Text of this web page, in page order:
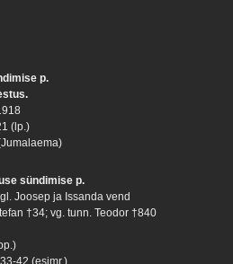
p.
(lp.)
sündimise p.
Joosep ja Issanda vend
†34; vg. tunn. Teodor †840
42 (esimr.)